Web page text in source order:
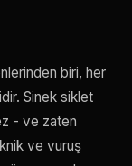
biri, her
Sinek siklet
- ve zaten
ve vuruş